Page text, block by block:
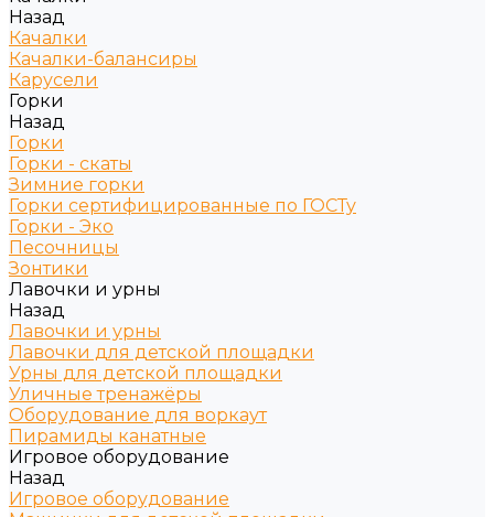
Назад
Качалки
Качалки-балансиры
Карусели
Горки
Назад
Горки
Горки - скаты
Зимние горки
Горки сертифицированные по ГОСТу
Горки - Эко
Песочницы
Зонтики
Лавочки и урны
Назад
Лавочки и урны
Лавочки для детской площадки
Урны для детской площадки
Уличные тренажёры
Оборудование для воркаут
Пирамиды канатные
Игровое оборудование
Назад
Игровое оборудование